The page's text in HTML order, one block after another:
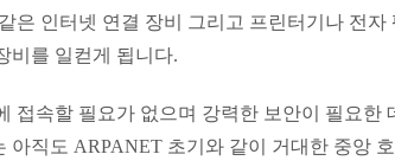
은 인터넷 연결 장비 그리고 프린터기나 전자
비를 일컫게 됩니다.
접속할 필요가 없으며 강력한 보안이 필요한
아직도 ARPANET 초기와 같이 거대한 중앙